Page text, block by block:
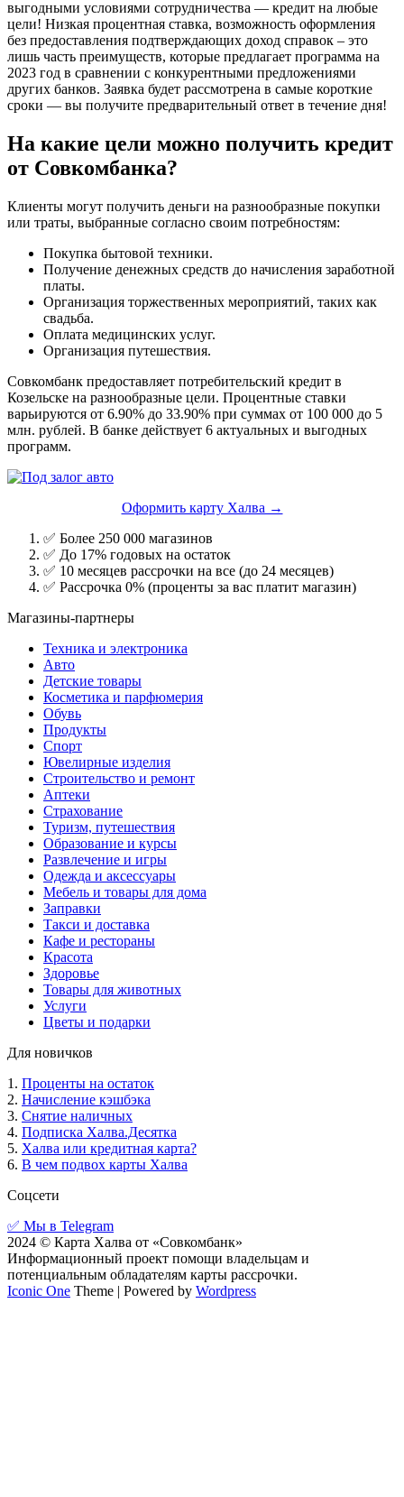
выгодными условиями сотрудничества — кредит на любые
цели! Низкая процентная ставка, возможность оформления
без предоставления подтверждающих доход справок – это
лишь часть преимуществ, которые предлагает программа на
2023 год в сравнении с конкурентными предложениями
других банков. Заявка будет рассмотрена в самые короткие
сроки — вы получите предварительный ответ в течение дня!
На какие цели можно получить кредит
от Совкомбанка?
Клиенты могут получить деньги на разнообразные покупки
или траты, выбранные согласно своим потребностям:
Покупка бытовой техники.
Получение денежных средств до начисления заработной
платы.
Организация торжественных мероприятий, таких как
свадьба.
Оплата медицинских услуг.
Организация путешествия.
Совкомбанк предоставляет потребительский кредит в
Козельске на разнообразные цели. Процентные ставки
варьируются от 6.90% до 33.90% при суммах от 100 000 до 5
млн. рублей. В банке действует 6 актуальных и выгодных
программ.
Оформить карту Халва →
✅ Более 250 000 магазинов
✅ До 17% годовых на остаток
✅ 10 месяцев рассрочки на все (до 24 месяцев)
✅ Рассрочка 0% (проценты за вас платит магазин)
Магазины-партнеры
Техника и электроника
Авто
Детские товары
Косметика и парфюмерия
Обувь
Продукты
Спорт
Ювелирные изделия
Строительство и ремонт
Аптеки
Страхование
Туризм, путешествия
Образование и курсы
Развлечение и игры
Одежда и аксессуары
Мебель и товары для дома
Заправки
Такси и доставка
Кафе и рестораны
Красота
Здоровье
Товары для животных
Услуги
Цветы и подарки
Для новичков
1. Проценты на остаток
2. Начисление кэшбэка
3. Снятие наличных
4. Подписка Халва.Десятка
5. Халва или кредитная карта?
6. В чем подвох карты Халва
Соцсети
✅ Мы в Telegram
2024 © Карта Халва от «Совкомбанк»
Информационный проект помощи владельцам и
потенциальным обладателям карты рассрочки.
Iconic One Theme | Powered by Wordpress